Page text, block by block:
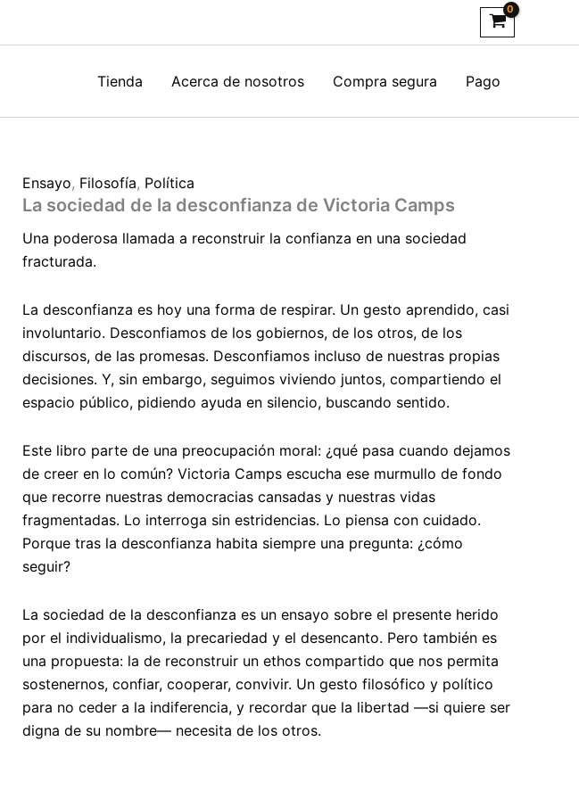
Tienda Acerca de nosotros Compra segura Pago
Ensayo, Filosofía, Política
La sociedad de la desconfianza de Victoria Camps
Una poderosa llamada a reconstruir la confianza en una sociedad
fracturada.
La desconfianza es hoy una forma de respirar. Un gesto aprendido, casi
involuntario. Desconfiamos de los gobiernos, de los otros, de los
discursos, de las promesas. Desconfiamos incluso de nuestras propias
decisiones. Y, sin embargo, seguimos viviendo juntos, compartiendo el
espacio público, pidiendo ayuda en silencio, buscando sentido.
Este libro parte de una preocupación moral: ¿qué pasa cuando dejamos
de creer en lo común? Victoria Camps escucha ese murmullo de fondo
que recorre nuestras democracias cansadas y nuestras vidas
fragmentadas. Lo interroga sin estridencias. Lo piensa con cuidado.
Porque tras la desconfianza habita siempre una pregunta: ¿cómo
seguir?
La sociedad de la desconfianza es un ensayo sobre el presente herido
por el individualismo, la precariedad y el desencanto. Pero también es
una propuesta: la de reconstruir un ethos compartido que nos permita
sostenernos, confiar, cooperar, convivir. Un gesto filosófico y político
para no ceder a la indiferencia, y recordar que la libertad —si quiere ser
digna de su nombre— necesita de los otros.